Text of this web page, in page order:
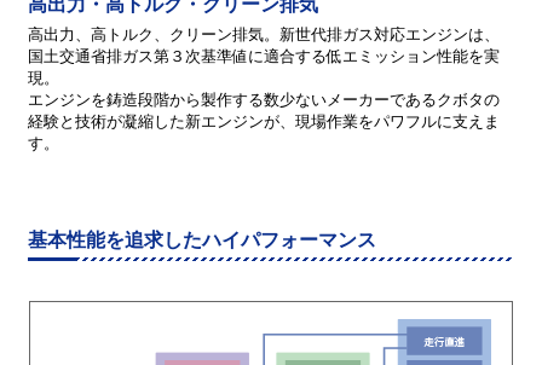
高出力・高トルク・クリーン排気
高出力、高トルク、クリーン排気。新世代排ガス対応エンジンは、
国土交通省排ガス第３次基準値に適合する低エミッション性能を実
現。
エンジンを鋳造段階から製作する数少ないメーカーであるクボタの
経験と技術が凝縮した新エンジンが、現場作業をパワフルに支えま
す。
基本性能を追求したハイパフォーマンス